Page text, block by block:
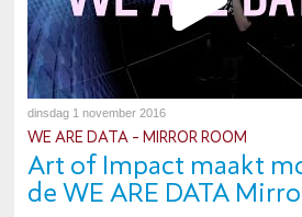
dinsdag 1 november 2016
WE ARE DATA - MIRROR ROOM
Art of Impact maakt
de WE ARE DATA